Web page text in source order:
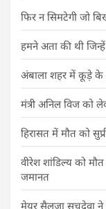
फिर न सिमटेगी जो
हमने अता की थी
अंबाला शहर में कूड़े के
मंत्री अनिल विज को
हिरासत में मौत को
वीरेश शांडिल्य को
जमानत
मेयर सैलजा सचदेवा ने